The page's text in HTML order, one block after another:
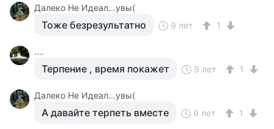
Далеко Не Идеал...увы(
Тоже безрезультатно 9 лет 1
....
Терпение , время покажет 9 лет 1
Далеко Не Идеал...увы(
А давайте терпеть вместе 9 лет 1